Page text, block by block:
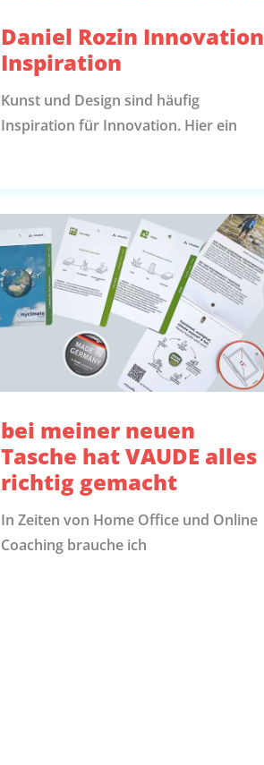
Daniel Rozin Innovation
Inspiration
Kunst und Design sind häufig
Inspiration für Innovation. Hier ein
bei meiner neuen
Tasche hat VAUDE alles
richtig gemacht
In Zeiten von Home Office und Online
Coaching brauche ich